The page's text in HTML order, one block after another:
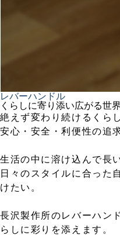
レバーハンドル
くらしに寄り添い広がる世界
絶えず変わり続けるくら
安心・安全・利便性の追求
生活の中に溶け込んで長
日々のスタイルに合った
けたい。
長沢製作所のレバーハン
らしに彩りを添えます。